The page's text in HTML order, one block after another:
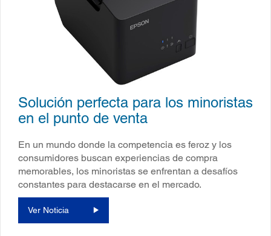
Solución perfecta para los minoristas
en el punto de venta
En un mundo donde la competencia es feroz y los
consumidores buscan experiencias de compra
memorables, los minoristas se enfrentan a desafíos
constantes para destacarse en el mercado.
Ver Noticia